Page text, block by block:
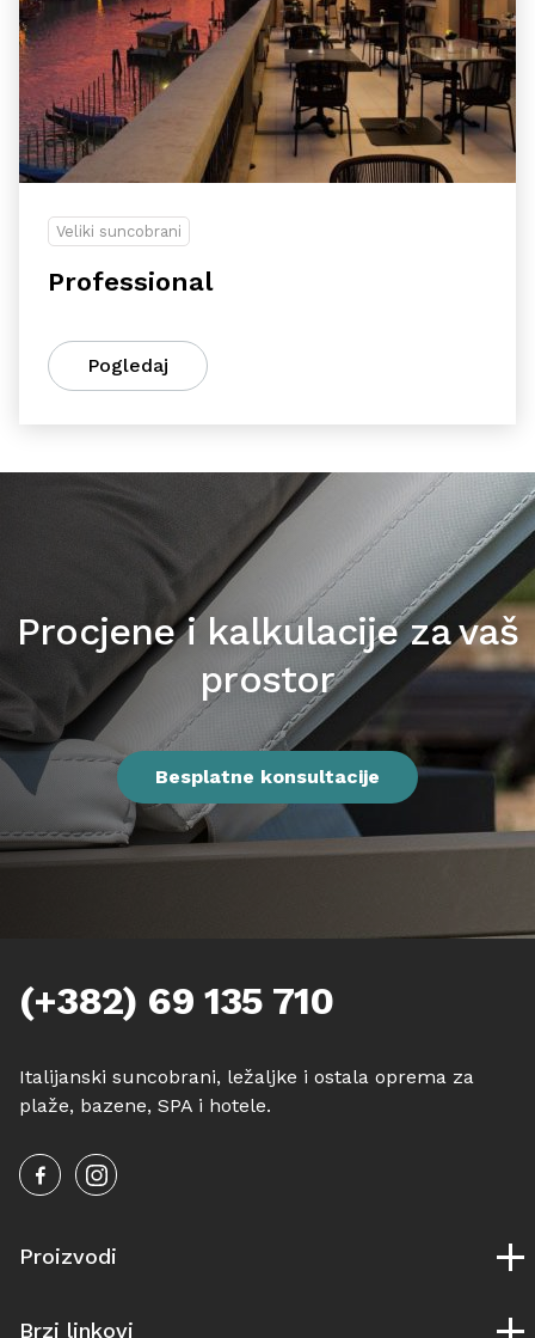
Veliki suncobrani
Professional
Pogledaj
Procjene i kalkulacije za vaš
prostor
Besplatne konsultacije
(+382) 69 135 710
Italijanski suncobrani, ležaljke i ostala oprema za
plaže, bazene, SPA i hotele.
Proizvodi
Brzi linkovi